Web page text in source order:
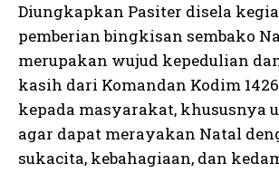
Diungkapkan Pasiter disela
pemberian bingkisan sembako
merupakan wujud kepedulian
kasih dari Komandan Kodim
kepada masyarakat, khususnya
agar dapat merayakan Natal
sukacita, kebahagiaan, dan